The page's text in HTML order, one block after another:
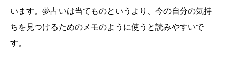
います。夢占いは当てものというより、今の自分の気持
ちを見つけるためのメモのように使うと読みやすいで
す。